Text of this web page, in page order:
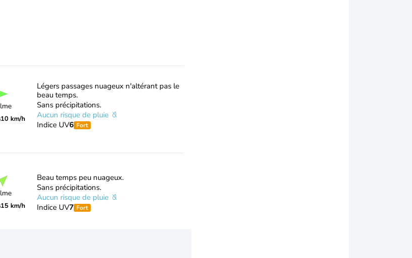
10 km/h
Légers passages nuageux n'altérant pas le
beau temps.
Sans précipitations.
Aucun risque de pluie
Indice UV6 Fort
15 km/h
Beau temps peu nuageux.
Sans précipitations.
Aucun risque de pluie
Indice UV7 Fort